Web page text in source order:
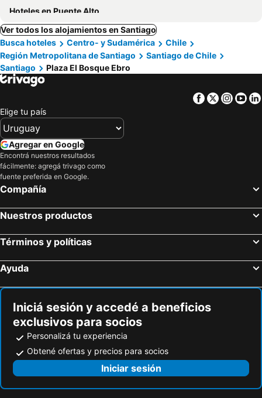
Hoteles en Puente Alto
Ver todos los alojamientos en Santiago
Busca hoteles
Centro- y Sudamérica
Chile
Región Metropolitana de Santiago
Santiago de Chile
Santiago
Plaza El Bosque Ebro
Facebook
Twitter
Elige tu país
Agregar en Google
Encontrá nuestros resultados
fácilmente: agregá trivago como
fuente preferida en Google.
Compañía
Nuestros productos
Términos y políticas
Ayuda
Iniciá sesión y accedé a beneficios
exclusivos para socios
Personalizá tu experiencia
Obtené ofertas y precios para socios
Iniciar sesión